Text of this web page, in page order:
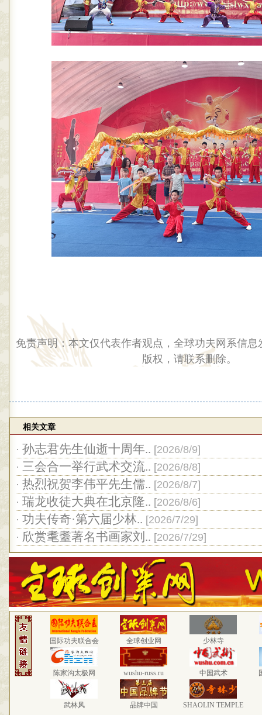
免责声明：本文仅代表作者观点，全球功夫网系信
版权，请联系删除。
相关文章
· 孙志君先生仙逝十周年.. [2026/8/9]
· 三会合一举行武术交流.. [2026/8/8]
· 热烈祝贺李伟平先生儒.. [2026/8/7]
· 瑞龙收徒大典在北京隆.. [2026/8/6]
· 功夫传奇·第六届少林.. [2026/7/29]
· 欣赏耄耋著名书画家刘.. [2026/7/29]
国际功夫联合会 全球创业网 少林寺
陈家沟太极网 wushu-russ.ru 中国武术
武林风 品牌中国 SHAOLIN TEMPLE